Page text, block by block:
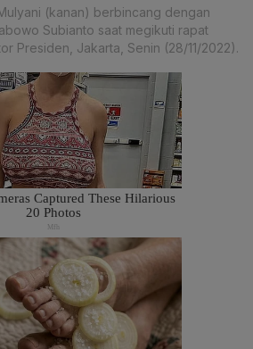
(kanan) berbincang dengan
Subianto saat megikuti rapat
Presiden, Jakarta, Senin (28/11/2022).